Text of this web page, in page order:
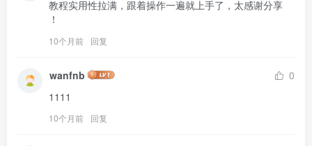
教程实用性拉满，跟着操作一遍就上手了，太感谢分享
！
10个月前 回复
wanfnb
0
1111
10个月前 回复